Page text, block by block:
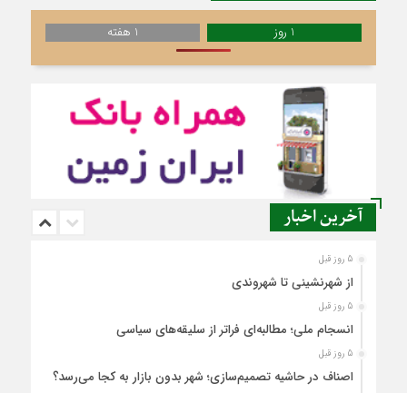
1 روز 1 هفته
آخرین اخبار
5 روز قبل
از شهرنشینی تا شهروندی
5 روز قبل
انسجام ملی؛ مطالبه‌ای فراتر از سلیقه‌های سیاسی
5 روز قبل
اصناف در حاشیه تصمیم‌سازی؛ شهر بدون بازار به کجا می‌رسد؟